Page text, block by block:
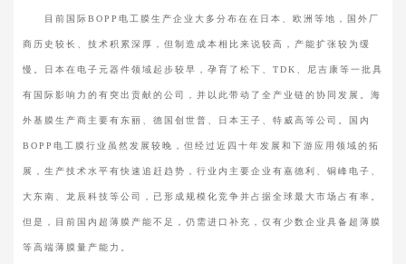
目前国际BOPP电工膜生产企业大多分布在在日本、欧洲等地，国外厂
商历史较长、技术积累深厚，但制造成本相比来说较高，产能扩张较为缓
慢。日本在电子元器件领域起步较早，孕育了松下、TDK、尼吉康等一批具
有国际影响力的有突出贡献的公司，并以此带动了全产业链的协同发展。海
外基膜生产商主要有东丽、德国创世普、日本王子、特威高等公司。国内
BOPP电工膜行业虽然发展较晚，但经过近四十年发展和下游应用领域的拓
展，生产技术水平有快速追赶趋势，行业内主要企业有嘉德利、铜峰电子、
大东南、龙辰科技等公司，已形成规模化竞争并占据全球最大市场占有率。
但是，目前国内超薄膜产能不足，仍需进口补充，仅有少数企业具备超薄膜
等高端薄膜量产能力。